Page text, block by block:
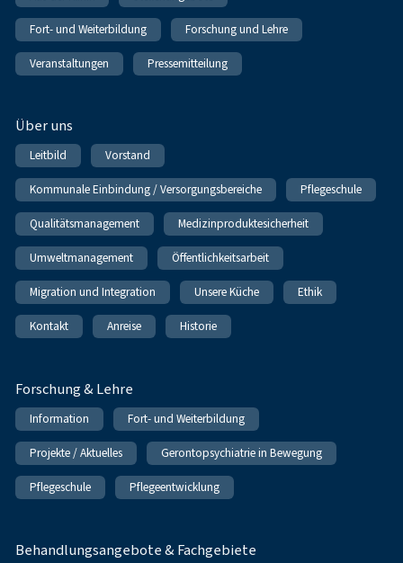
Fort- und Weiterbildung Forschung und Lehre
Veranstaltungen Pressemitteilung
Über uns
Leitbild Vorstand
Kommunale Einbindung / Versorgungsbereiche Pflegeschule
Qualitätsmanagement Medizinproduktesicherheit
Umweltmanagement Öffentlichkeitsarbeit
Migration und Integration Unsere Küche Ethik
Kontakt Anreise Historie
Forschung & Lehre
Information Fort- und Weiterbildung
Projekte / Aktuelles Gerontopsychiatrie in Bewegung
Pflegeschule Pflegeentwicklung
Behandlungsangebote & Fachgebiete